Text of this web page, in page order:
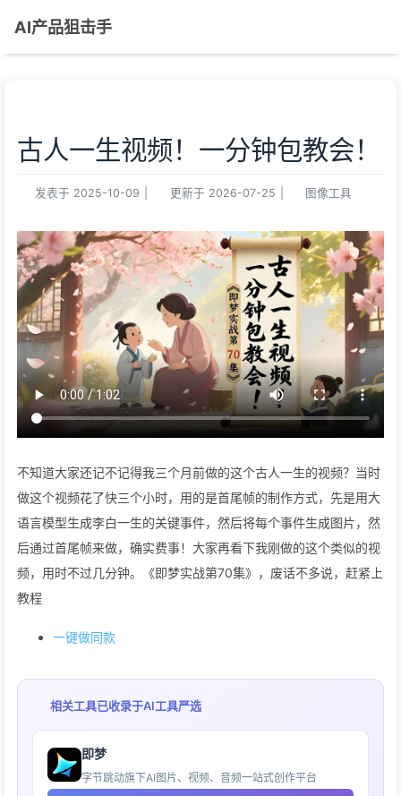
AI产品狙击手
古人一生视频！一分钟包教会！
发表于 2025-10-09 更新于 2026-07-25 图像工具
不知道大家还记不记得我三个月前做的这个古人一生的视频？当时
做这个视频花了快三个小时，用的是首尾帧的制作方式，先是用大
语言模型生成李白一生的关键事件，然后将每个事件生成图片，然
后通过首尾帧来做，确实费事！大家再看下我刚做的这个类似的视
频，用时不过几分钟。《即梦实战第70集》，废话不多说，赶紧上
教程
一键做同款
相关工具已收录于AI工具严选
即梦
字节跳动旗下AI图片、视频、音频一站式创作平台